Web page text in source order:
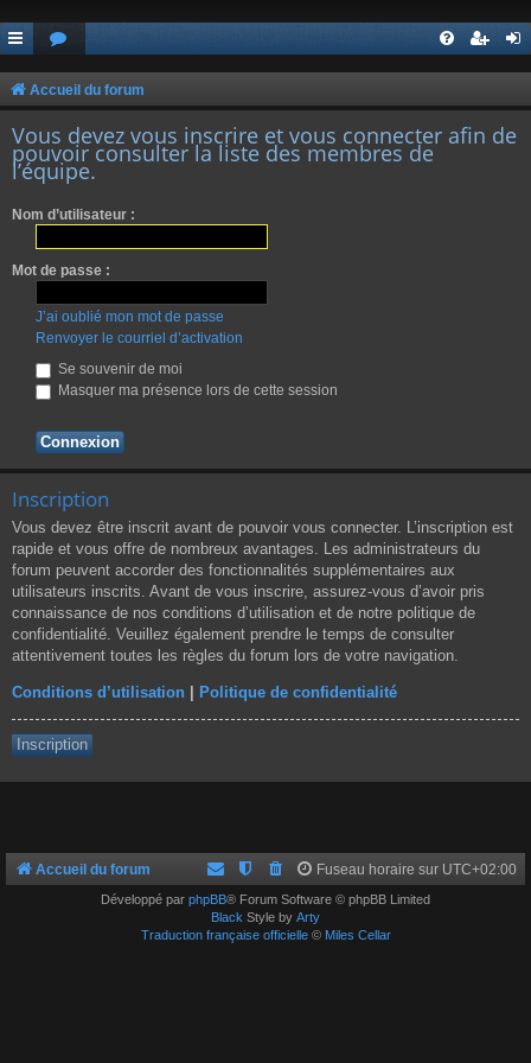
Accueil du forum
Vous devez vous inscrire et vous connecter afin de
pouvoir consulter la liste des membres de
l’équipe.
Nom d’utilisateur :
Mot de passe :
J’ai oublié mon mot de passe
Renvoyer le courriel d’activation
Se souvenir de moi
Masquer ma présence lors de cette session
Inscription
Vous devez être inscrit avant de pouvoir vous connecter. L’inscription est
rapide et vous offre de nombreux avantages. Les administrateurs du
forum peuvent accorder des fonctionnalités supplémentaires aux
utilisateurs inscrits. Avant de vous inscrire, assurez-vous d’avoir pris
connaissance de nos conditions d’utilisation et de notre politique de
confidentialité. Veuillez également prendre le temps de consulter
attentivement toutes les règles du forum lors de votre navigation.
Conditions d’utilisation Politique de confidentialité
Inscription
Accueil du forum Fuseau horaire sur UTC+02:00
Développé par phpBB® Forum Software © phpBB Limited
Black Style by Arty
Traduction française officielle© Miles Cellar